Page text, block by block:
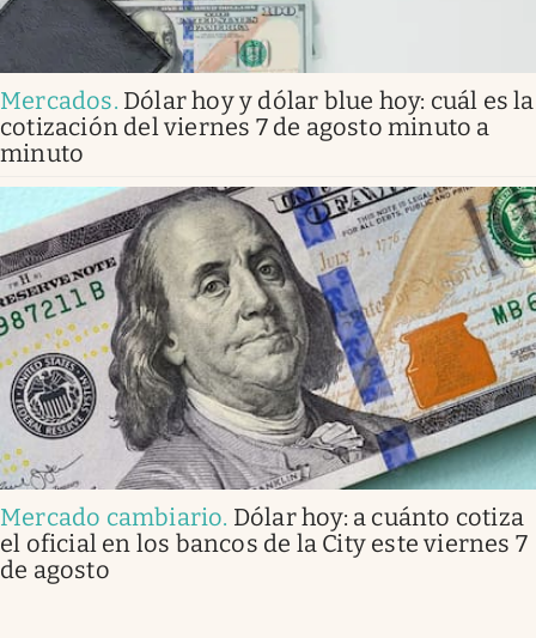
Mercados. Dólar hoy y dólar blue hoy: cuál es la
cotización del viernes 7 de agosto minuto a
minuto
Mercado cambiario. Dólar hoy: a cuánto cotiza
el oficial en los bancos de la City este viernes 7
de agosto